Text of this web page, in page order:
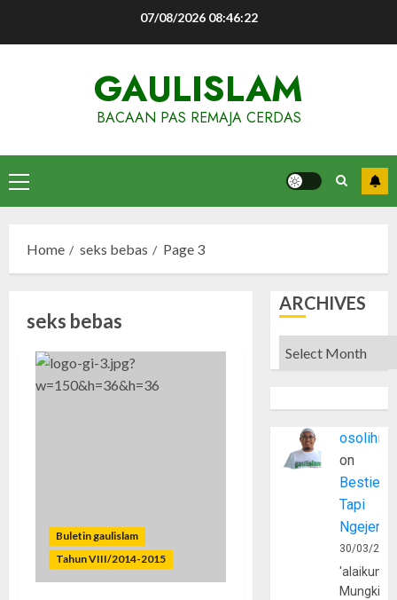
07/08/2026 08:46:22
GAULISLAM
BACAAN PAS REMAJA CERDAS
Primary
Menu
Home seks bebas Page 3
seks bebas
Buletin gaulislam
Tahun VIII/2014-2015
ARCHIVES
Archives
osolihin
on
Bestie
Tapi
30/03/
Mungkin